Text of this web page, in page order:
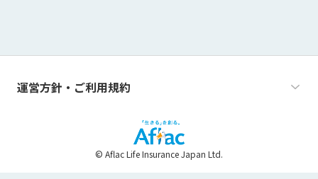
和歌山県
山口県
高知県
熊本県
運営方針・ご利用規約
© Aflac Life Insurance Japan Ltd.